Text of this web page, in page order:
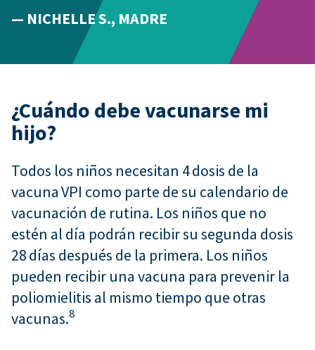
— NICHELLE S., MADRE
¿Cuándo debe vacunarse mi
hijo?
Todos los niños necesitan 4 dosis de la
vacuna VPI como parte de su calendario de
vacunación de rutina. Los niños que no
estén al día podrán recibir su segunda dosis
28 días después de la primera. Los niños
pueden recibir una vacuna para prevenir la
poliomielitis al mismo tiempo que otras
vacunas.8